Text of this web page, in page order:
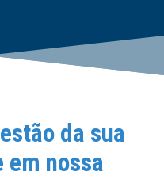
da sua
nossa